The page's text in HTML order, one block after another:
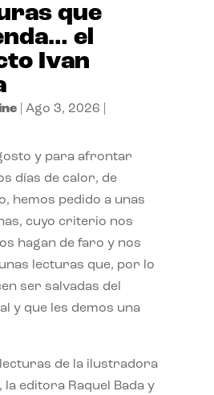
que
el
Ivan
| Ago 3, 2026
y para afrontar
días de calor, de
hemos pedido a unas
cuyo criterio nos
hagan de faro y nos
lecturas que, por lo
ser salvadas del
y que les demos una
de la ilustradora
editora Raquel Bada y